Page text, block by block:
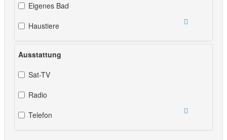
Eigenes Bad
Haustiere
Ausstattung
Sat-TV
Radio
Telefon